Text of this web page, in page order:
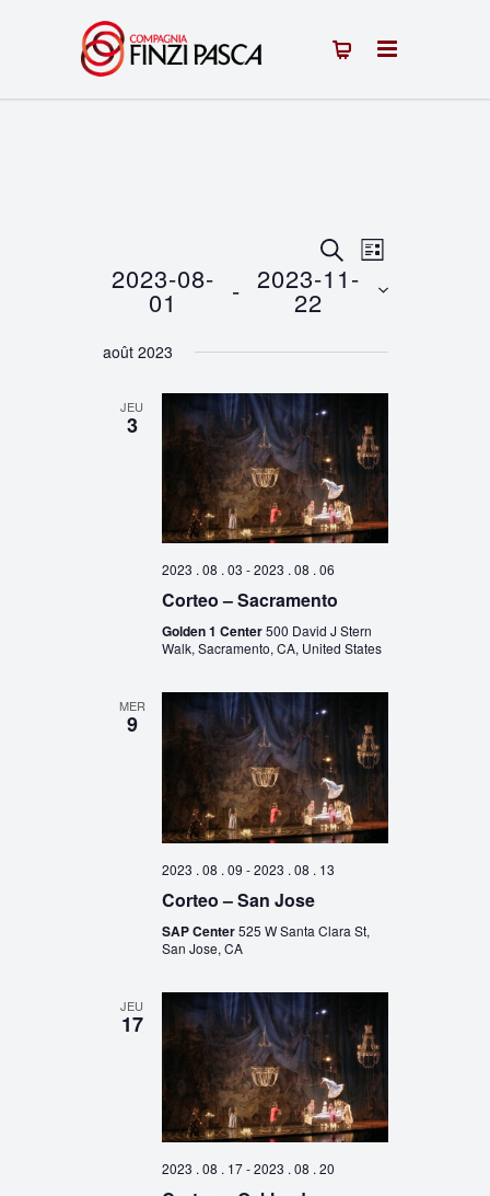
Recherche
et
navigation
de
vues
Évènements
RECHERCHE
Navigation
de
LISTE
2023-08-
01 - 2023-11-
22
une
août 2023
JEU
3
2023 . 08 . 03 -2023 . 08 . 06
Corteo – Sacramento
Golden 1 Center500 David J Stern
Walk, Sacramento, CA, United States
MER
9
2023 . 08 . 09 -2023 . 08 . 13
Corteo – San Jose
SAP Center525 W Santa Clara St,
San Jose, CA
JEU
17
2023 . 08 . 17-2023 . 08 . 20